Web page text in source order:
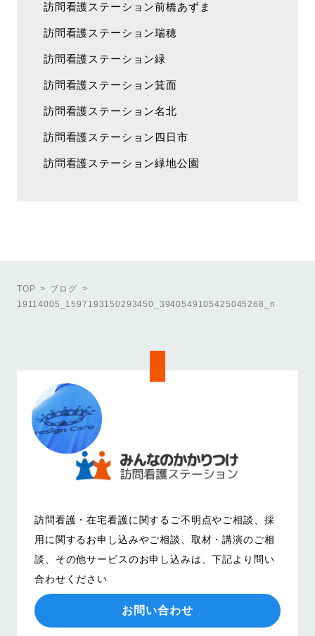
訪問看護ステーション前橋あずま
訪問看護ステーション瑞穂
訪問看護ステーション緑
訪問看護ステーション箕面
訪問看護ステーション名北
訪問看護ステーション四日市
訪問看護ステーション緑地公園
TOP
ブログ
19114005_1597193150293450_3940549105425045268_n
訪問看護・在宅看護に関するご不明点やご相談、 採
用に関するお申し込みやご相談、取材・講演のご相
談、その他サービスのお申し込みは、下記より問い
合わせください
お問い合わせ